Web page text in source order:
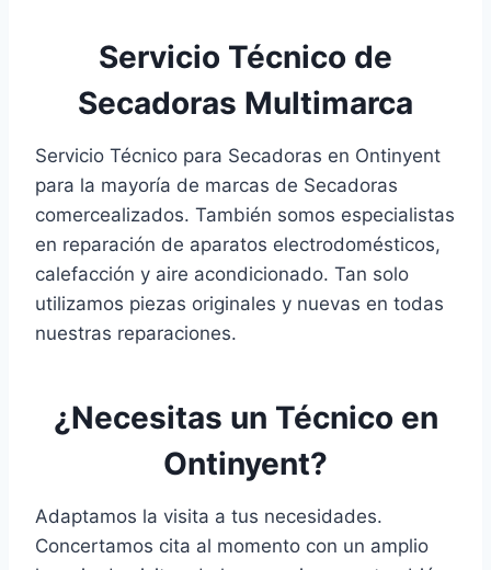
Servicio Técnico de
Secadoras Multimarca
Servicio Técnico para Secadoras en Ontinyent
para la mayoría de marcas de Secadoras
comercealizados. También somos especialistas
en reparación de aparatos electrodomésticos,
calefacción y aire acondicionado. Tan solo
utilizamos piezas originales y nuevas en todas
nuestras reparaciones.
¿Necesitas un Técnico en
Ontinyent?
Adaptamos la visita a tus necesidades.
Concertamos cita al momento con un amplio